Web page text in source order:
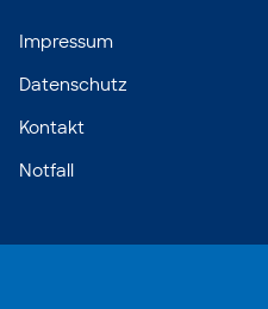
Impressum
Datenschutz
Kontakt
Notfall